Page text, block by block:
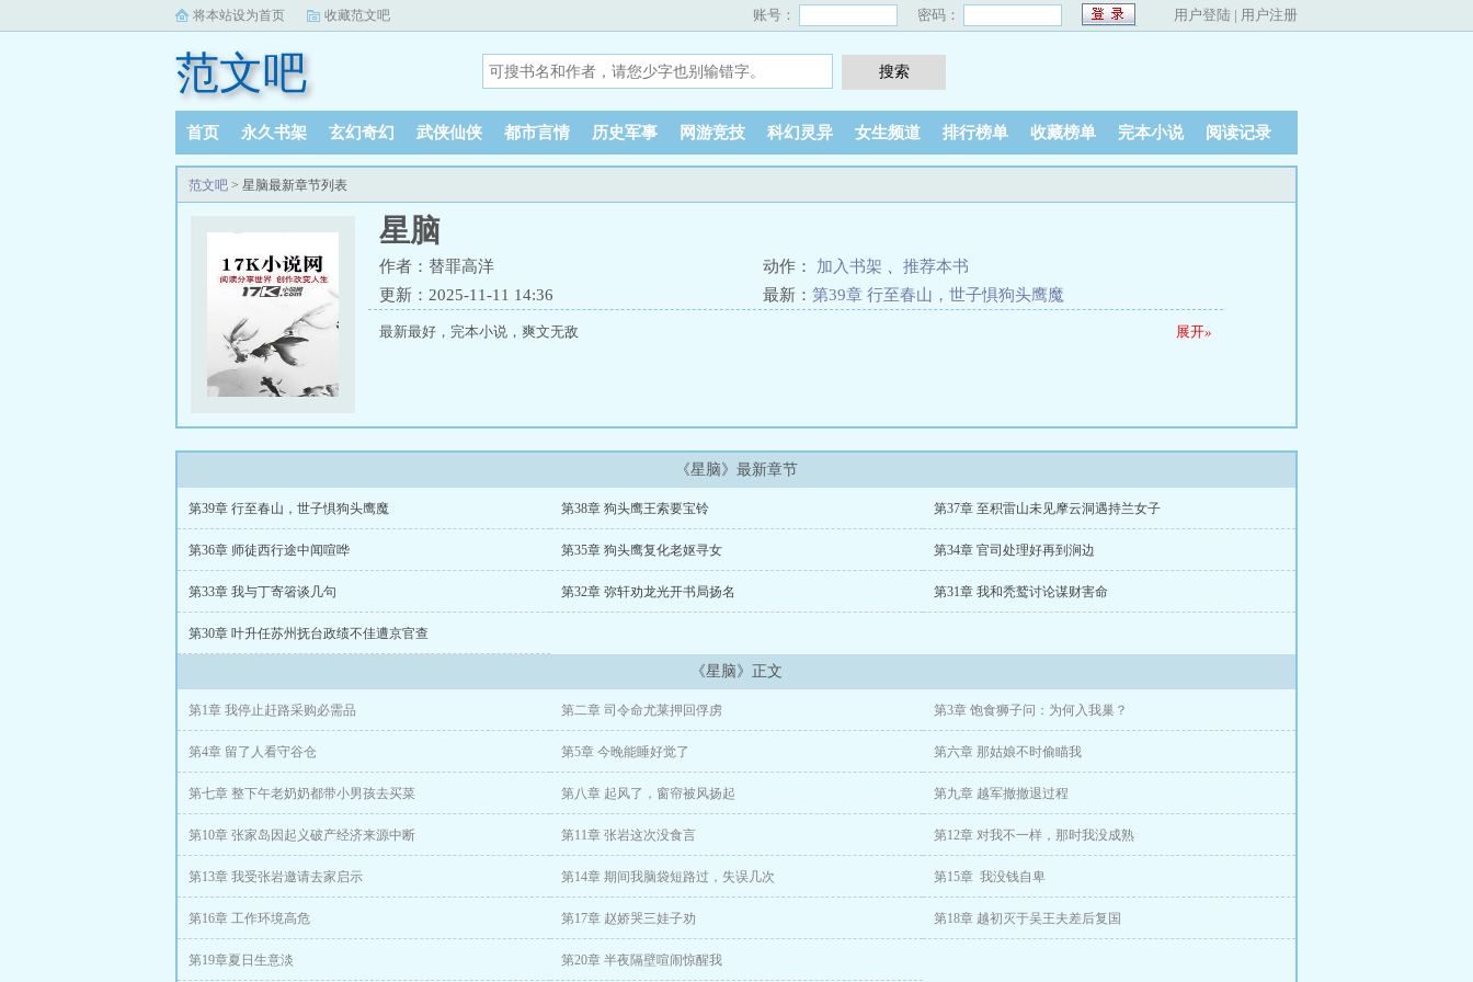
将本站设为首页 收藏范文吧 账号： 密码： 用户登陆 | 用户注册
范文吧
首页 永久书架 玄幻奇幻 武侠仙侠 都市言情 历史军事 网游竞技 科幻灵异 女生频道 排行榜单 收藏榜单 完本小说 阅读记录
范文吧 > 星脑最新章节列表
星脑
作者：替罪高洋 动作： 加入书架
推荐本书
更新：2025-11-11 14:36
最新： 第39章 行至春山，世子惧狗头鹰魔
展开»
最新最好，完本小说，爽文无敌
《星脑》最新章节
第39章 行至春山，世子惧狗头鹰魔 第38章 狗头鹰王索要宝铃 第37章 至积雷山未见摩云洞遇持兰女子
第36章 师徒西行途中闻喧哗 第35章 狗头鹰复化老妪寻女 第34章 官司处理好再到涧边
第33章 我与丁寄箵谈几句 第32章 弥轩劝龙光开书局扬名 第31章 我和秃鹫讨论谋财害命
第30章 叶升任苏州抚台政绩不佳遭京官查
《星脑》正文
第1章 我停止赶路采购必需品 第二章 司令命尤莱押回俘虏 第3章 饱食狮子问：为何入我巢？
第4章 留了人看守谷仓 第5章 今晚能睡好觉了 第六章 那姑娘不时偷瞄我
第七章 整下午老奶奶都带小男孩去买菜 第八章 起风了，窗帘被风扬起 第九章 越军撤撤退过程
第10章 张家岛因起义破产经济来源中断 第11章 张岩这次没食言 第12章 对我不一样，那时我没成熟
第13章 我受张岩邀请去家启示 第14章 期间我脑袋短路过，失误几次 第15章 我没钱自卑
第16章 工作环境高危 第17章 赵娇哭三娃子劝 第18章 越初灭于吴王夫差后复国
第19章夏日生意淡 第20章 半夜隔壁喧闹惊醒我